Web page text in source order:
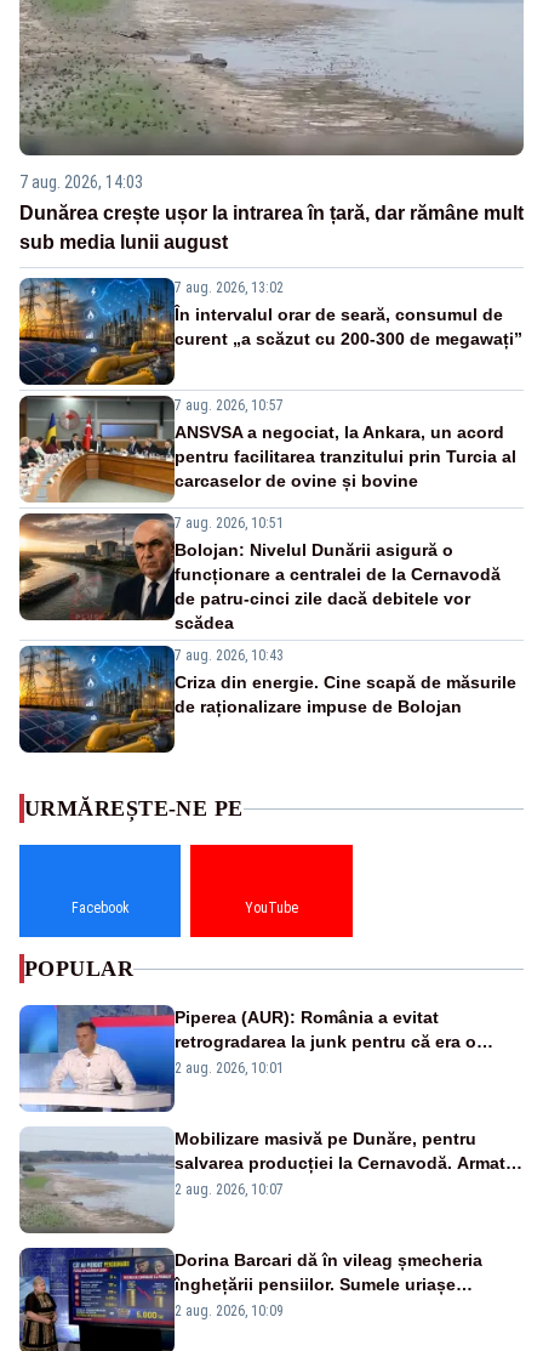
7 aug. 2026, 14:03
Dunărea crește ușor la intrarea în țară, dar rămâne mult
sub media lunii august
7 aug. 2026, 13:02
În intervalul orar de seară, consumul de
curent „a scăzut cu 200-300 de megawați”
7 aug. 2026, 10:57
ANSVSA a negociat, la Ankara, un acord
pentru facilitarea tranzitului prin Turcia al
carcaselor de ovine și bovine
7 aug. 2026, 10:51
Bolojan: Nivelul Dunării asigură o
funcționare a centralei de la Cernavodă
de patru-cinci zile dacă debitele vor
scădea
7 aug. 2026, 10:43
Criza din energie. Cine scapă de măsurile
de raționalizare impuse de Bolojan
URMĂREȘTE-NE PE
Facebook YouTube
POPULAR
Piperea (AUR): România a evitat
retrogradarea la junk pentru că era o
catastrofă pentru bănci și fondurile de
2 aug. 2026, 10:01
Mobilizare masivă pe Dunăre, pentru
salvarea producției la Cernavodă. Armata
va detona o stâncă și va devia apa
2 aug. 2026, 10:07
Dorina Barcari dă în vileag șmecheria
înghețării pensiilor. Sumele uriașe
pierdute de fiecare român
2 aug. 2026, 10:09